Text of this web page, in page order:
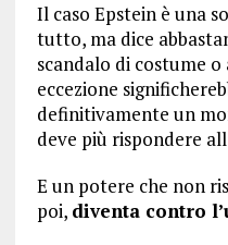
Il caso Epstein è una
tutto, ma dice
scandalo di costume
eccezione
definitivamente un
deve più rispondere
E un potere che non
poi, diventa contro